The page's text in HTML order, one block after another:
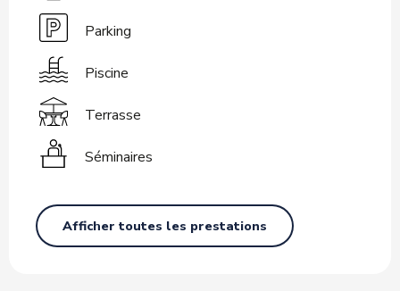
Parking
Piscine
Terrasse
Séminaires
Afficher toutes les prestations